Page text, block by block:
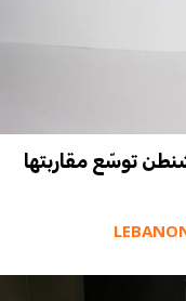
توسّع مقاربتها